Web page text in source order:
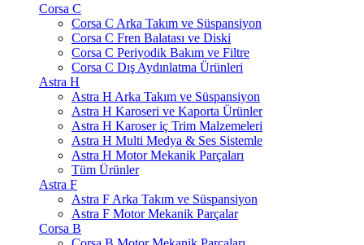
Corsa C
Corsa C Arka Takım ve Süspansiyon
Corsa C Fren Balatası ve Diski
Corsa C Periyodik Bakım ve Filtre
Corsa C Dış Aydınlatma Ürünleri
Astra H
Astra H Arka Takım ve Süspansiyon
Astra H Karoseri ve Kaporta Ürünler
Astra H Karoser iç Trim Malzemeleri
Astra H Multi Medya & Ses Sistemle
Astra H Motor Mekanik Parçaları
Tüm Ürünler
Astra F
Astra F Arka Takım ve Süspansiyon
Astra F Motor Mekanik Parçalar
Corsa B